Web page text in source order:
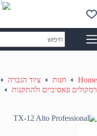
to
content
results
Home חנות
ציוד הגברה
רמקולים פאסיביים ולהתקנות